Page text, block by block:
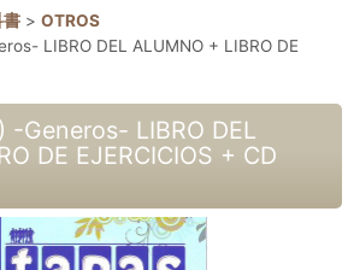
書 > OTROS
LIBRO DEL ALUMNO + LIBRO DE
-Generos- LIBRO DEL
DE EJERCICIOS + CD